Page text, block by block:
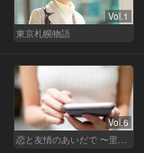
Vol.1
東京札幌物語
Vol.6
恋と友情のあいだで 〜里奈 Ver.〜